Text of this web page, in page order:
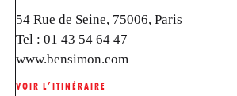
54 Rue de Seine, 75006, Paris
Tel : 01 43 54 64 47
www.bensimon.com
VOIR L’ITINÉRAIRE